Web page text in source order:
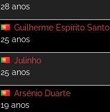
28 anos
Guilherme Espírito Santo
25 anos
Julinho
25 anos
Arsénio Duarte
19 anos